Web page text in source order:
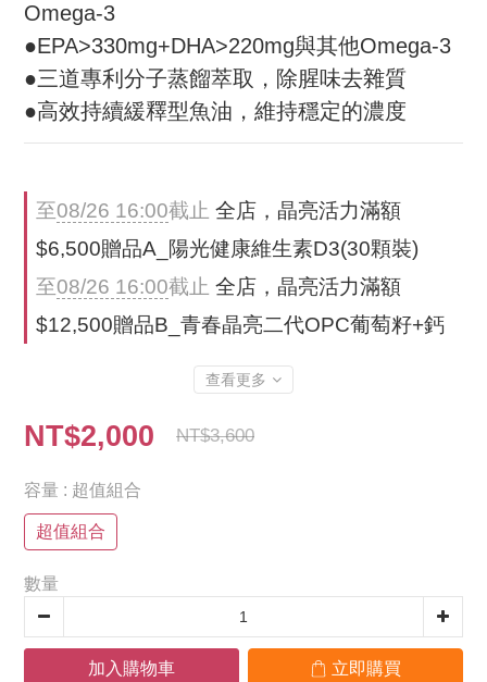
Omega-3
●EPA>330mg+DHA>220mg與其他Omega-3
●三道專利分子蒸餾萃取，除腥味去雜質
●高效持續緩釋型魚油，維持穩定的濃度
至08/26 16:00截止 全店，晶亮活力滿額
$6,500贈品A_陽光健康維生素D3(30顆裝)
至08/26 16:00截止 全店，晶亮活力滿額
$12,500贈品B_青春晶亮二代OPC葡萄籽+鈣
查看更多
NT$2,000 NT$3,600
容量 : 超值組合
超值組合
數量
加入購物車 立即購買